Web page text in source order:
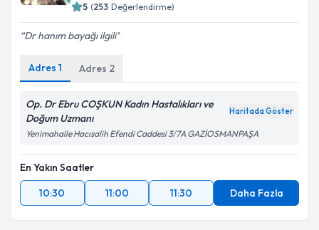
5 (253 Değerlendirme)
Dr hanım bayağı ilgili
Adres 1 Adres 2
Op. Dr Ebru COŞKUN Kadın Hastalıkları ve
Doğum Uzmanı
Haritada Göster
Yenimahalle Hacısalih Efendi Caddesi 3/7A GAZİOSMANPAŞA
En Yakın Saatler
10:30
11:00 11:30 Daha Fazla